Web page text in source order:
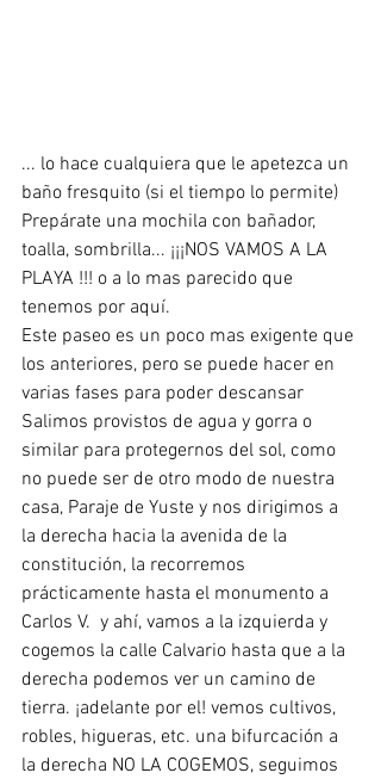
... lo hace cualquiera que le apetezca un
baño fresquito (si el tiempo lo permite)
Prepárate una mochila con bañador,
toalla, sombrilla... ¡¡¡NOS VAMOS A LA
PLAYA !!! o a lo mas parecido que
tenemos por aquí.
Este paseo es un poco mas exigente que
los anteriores, pero se puede hacer en
varias fases para poder descansar
Salimos provistos de agua y gorra o
similar para protegernos del sol, como
no puede ser de otro modo de nuestra
casa, Paraje de Yuste y nos dirigimos a
la derecha hacia la avenida de la
constitución, la recorremos
prácticamente hasta el monumento a
Carlos V.  y ahí, vamos a la izquierda y
cogemos la calle Calvario hasta que a la
derecha podemos ver un camino de
tierra. ¡adelante por el! vemos cultivos,
robles, higueras, etc. una bifurcación a
la derecha NO LA COGEMOS, seguimos